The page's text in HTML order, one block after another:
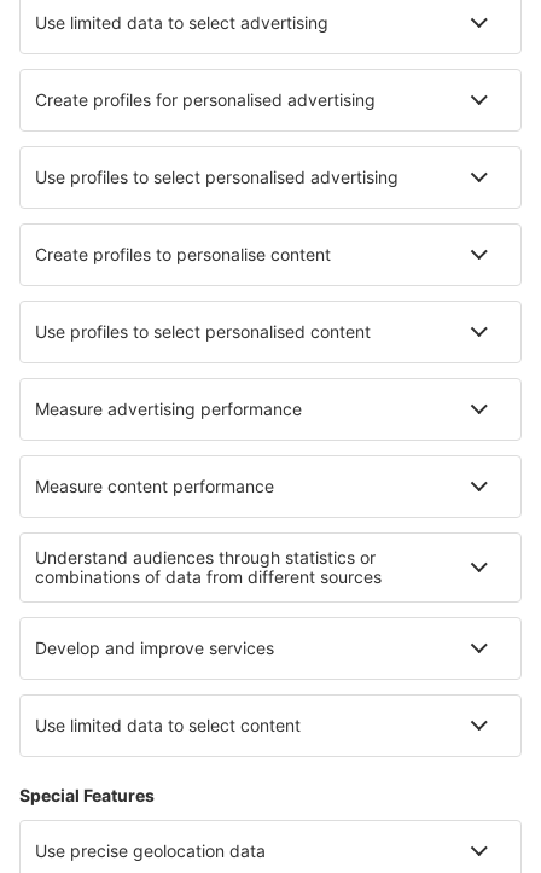
Hoteluri în Budoni Hoteluri în Lignano Sabbiadoro
Hoteluri în Torino Hoteluri în Trinita' D'Agutu
Cele mai bune hoteluri - orașe
Hoteluri în Egg Hoteluri în Bad Laasphe
Hoteluri în Stockton on the forest Hoteluri în Pelican Waters
Hoteluri în Sędziszów Hoteluri în Strel'na
Hoteluri în Cathedral City Hoteluri în Réville
Cele mai bune hoteluri - regiuni
Hoteluri in Calabria Hoteluri in Toscana
Hoteluri in Dolomites Hoteluri in Marche
Hoteluri in Val di Sole Hoteluri în Nariño
Hoteluri in Palo Alto Battlefield National Historic Park
Hoteluri în Midi-Pyrenees Hoteluri in Stara Zagora